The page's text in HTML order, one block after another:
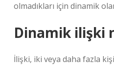
olmadıkları için dinamik
Dinamik ilişki
İlişki, iki veya daha fazla